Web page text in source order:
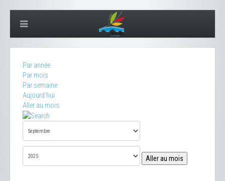
Par année
Par mois
Par semaine
Aujourd'hui
Aller au mois
Aller au mois